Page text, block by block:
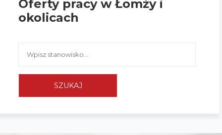
Oferty pracy w Łomży i
okolicach